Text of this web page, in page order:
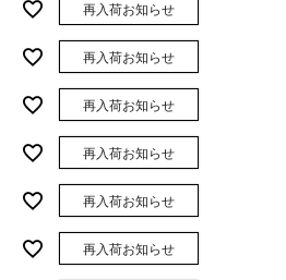
再入荷お知らせ
再入荷お知らせ
再入荷お知らせ
再入荷お知らせ
再入荷お知らせ
再入荷お知らせ